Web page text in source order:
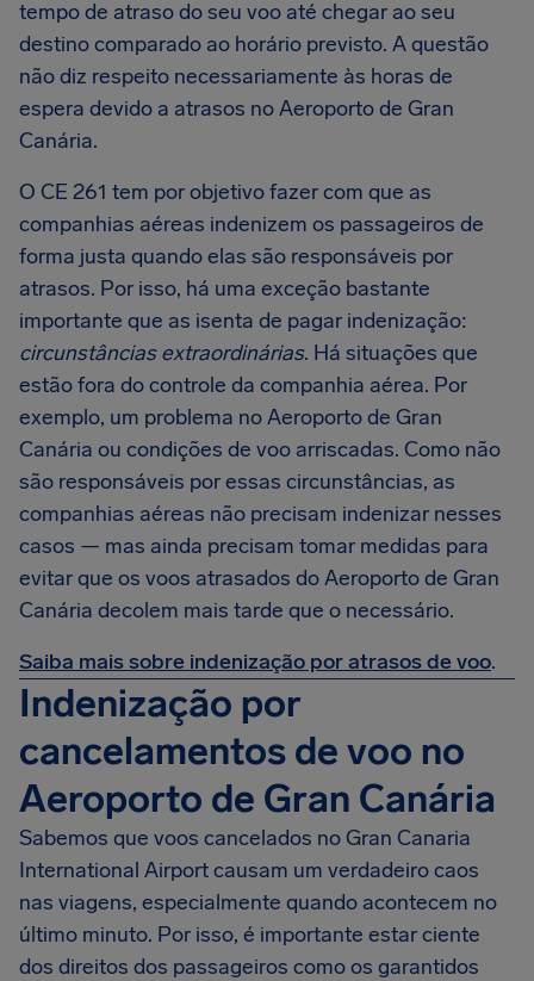
tempo de atraso do seu voo até chegar ao seu
destino comparado ao horário previsto. A questão
não diz respeito necessariamente às horas de
espera devido a atrasos no Aeroporto de Gran
Canária.
O CE 261 tem por objetivo fazer com que as
companhias aéreas indenizem os passageiros de
forma justa quando elas são responsáveis por
atrasos. Por isso, há uma exceção bastante
importante que as isenta de pagar indenização:
circunstâncias extraordinárias. Há situações que
estão fora do controle da companhia aérea. Por
exemplo, um problema no Aeroporto de Gran
Canária ou condições de voo arriscadas. Como não
são responsáveis por essas circunstâncias, as
companhias aéreas não precisam indenizar nesses
casos — mas ainda precisam tomar medidas para
evitar que os voos atrasados do Aeroporto de Gran
Canária decolem mais tarde que o necessário.
Saiba mais sobre indenização por atrasos de voo.
Indenização por
cancelamentos de voo no
Aeroporto de Gran Canária
Sabemos que voos cancelados no Gran Canaria
International Airport causam um verdadeiro caos
nas viagens, especialmente quando acontecem no
último minuto. Por isso, é importante estar ciente
dos direitos dos passageiros como os garantidos